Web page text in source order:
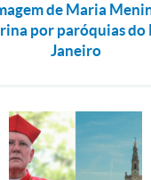
de Maria
por paróquias do
Janeiro